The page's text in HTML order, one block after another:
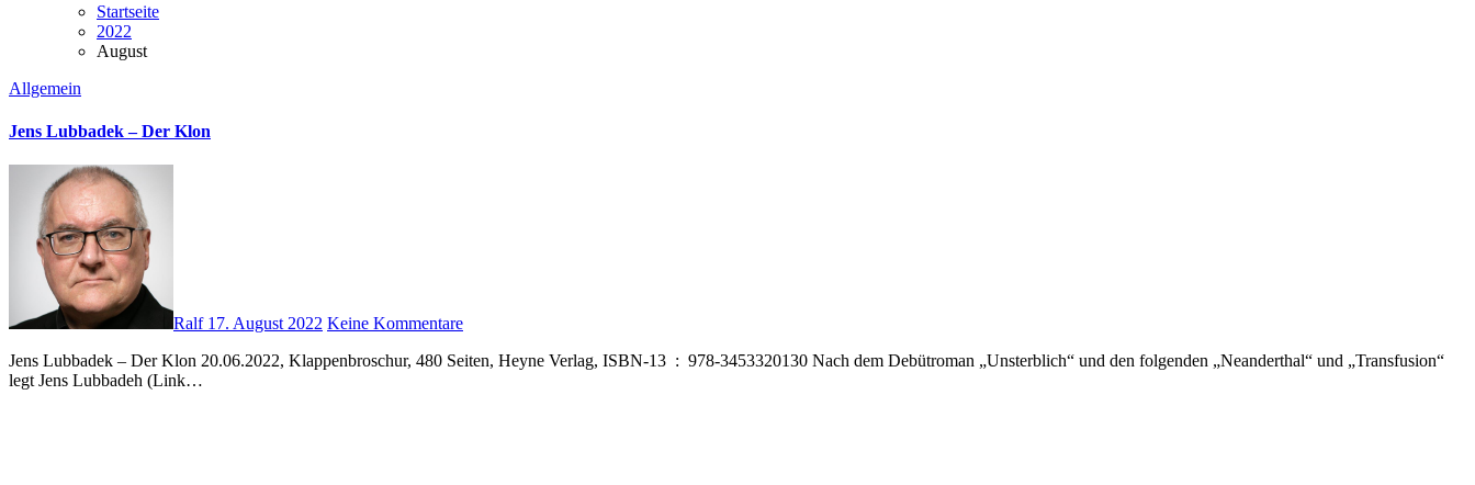
Startseite
2022
August
Allgemein
Jens Lubbadek – Der Klon
Ralf 17. August 2022 Keine Kommentare
Jens Lubbadek – Der Klon 20.06.2022, Klappenbroschur, 480 Seiten, Heyne Verlag, ISBN-13 ‏ : ‎ 978-3453320130 Nach dem Debütroman „Unsterblich“ und den folgenden „Neanderthal“ und „Transfusion“
legt Jens Lubbadeh (Link…